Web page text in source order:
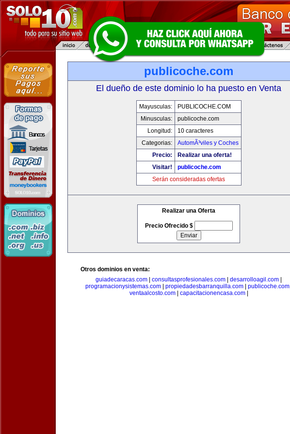
publicoche.com
El dueño de este dominio lo ha puesto en Venta
Mayusculas:
PUBLICOCHE.COM
Minusculas:
publicoche.com
Longitud:
10 caracteres
Categorias:
AutomÃ³viles y Coches
Precio:
Realizar una oferta!
Visitar!
publicoche.com
Serán consideradas ofertas
Realizar una Oferta
Precio Ofrecido $
Otros dominios en venta:
guiadecaracas.com
consultasprofesionales.com desarrolloagil.com
programacionysistemas.com| propiedadesbarranquilla.com| publicoche.com|
ventaalcosto.com| capacitacionencasa.com|